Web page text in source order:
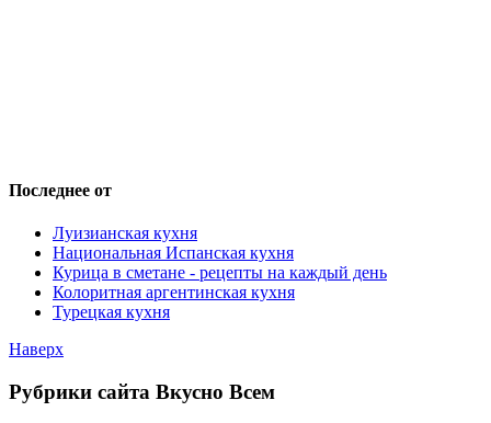
Последнее от
Луизианская кухня
Национальная Испанская кухня
Курица в сметане - рецепты на каждый день
Колоритная аргентинская кухня
Турецкая кухня
Наверх
Рубрики сайта Вкусно Всем